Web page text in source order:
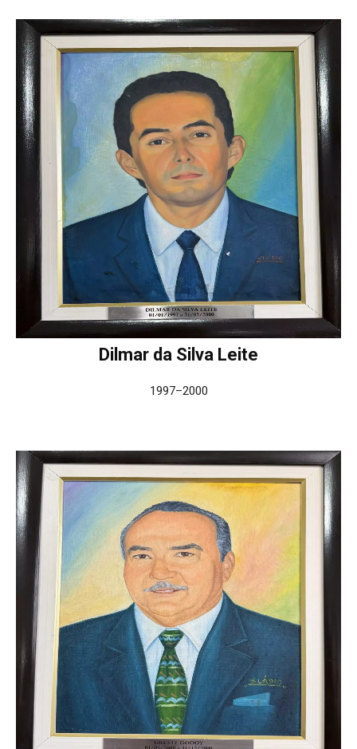
Dilmar da Silva Leite
1997–2000